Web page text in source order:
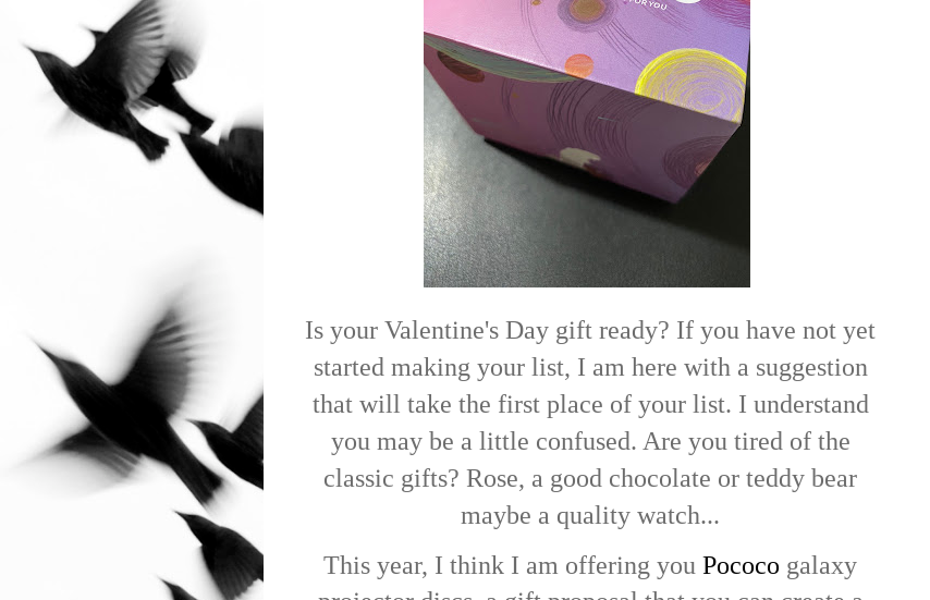
Is your Valentine's Day gift ready? If you have not yet
started making your list, I am here with a suggestion
that will take the first place of your list. I understand
you may be a little confused. Are you tired of the
classic gifts? Rose, a good chocolate or teddy bear
maybe a quality watch...
This year, I think I am offering you Pococo galaxy